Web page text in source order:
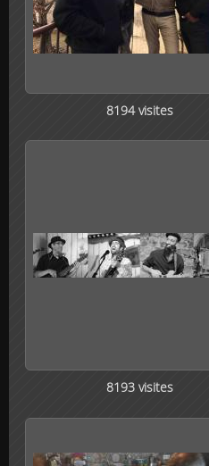
8194 visites
8193 visites